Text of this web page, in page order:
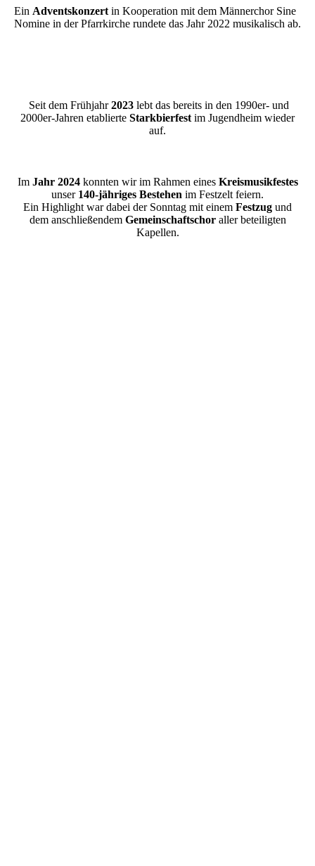
Ein Adventskonzert in Kooperation mit dem Männerchor Sine
Nomine in der Pfarrkirche rundete das Jahr 2022 musikalisch ab.
Seit dem Frühjahr2023 lebt das bereits in den 1990er- und
2000er-Jahren etablierte Starkbierfest im Jugendheim wieder
auf.
Im Jahr 2024konnten wir im Rahmen eines Kreismusikfestes
unser 140-jähriges Bestehen im Festzelt feiern.
Ein Highlight war dabei der Sonntag mit einem Festzug und
dem anschließendem Gemeinschaftschoraller beteiligten
Kapellen.